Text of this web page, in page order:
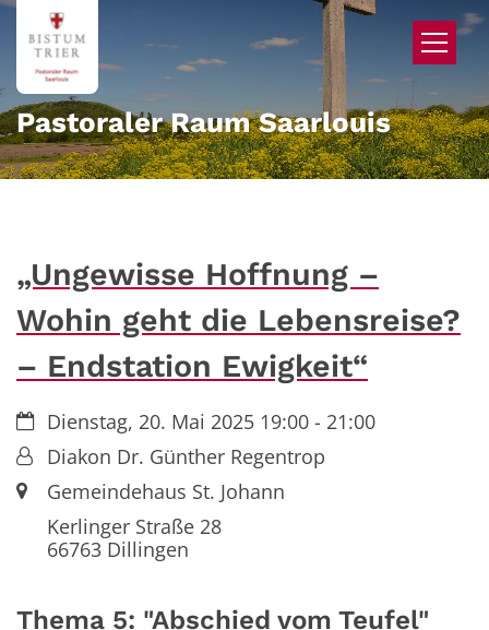
Zum Inhalt springen
Pastoraler Raum Saarlouis
„Ungewisse Hoffnung –
Wohin geht die Lebensreise?
– Endstation Ewigkeit“
Datum:Dienstag, 20. Mai 2025 19:00 - 21:00
Von:Diakon Dr. Günther Regentrop
Ort:Gemeindehaus St. Johann
Kerlinger Straße 28
66763Dillingen
Thema 5: "Abschied vom Teufel"